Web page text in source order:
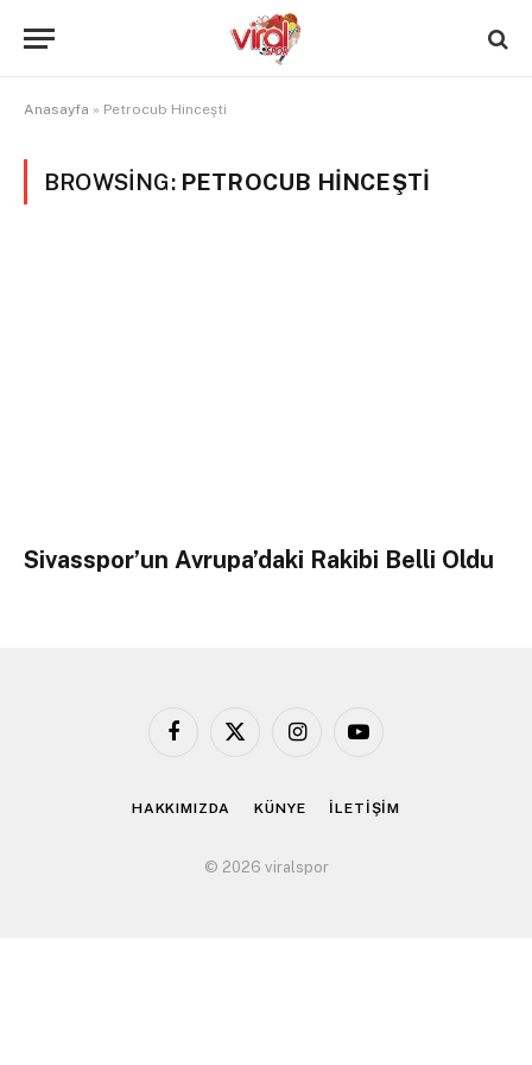
Anasayfa » Petrocub Hinceşti
BROWSING: PETROCUB HINCEŞTI
Sivasspor’un Avrupa’daki Rakibi Belli Oldu
Facebook
X
InstagramYouTube
HAKKIMIZDA KÜNYE İLETİŞİM
© 2026 viralspor